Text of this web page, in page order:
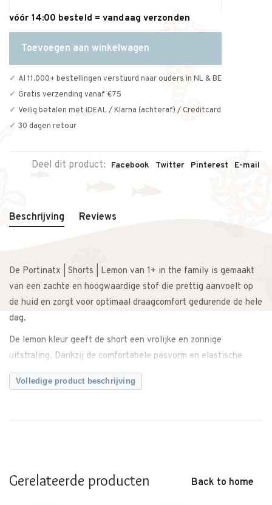
vóór 14:00 besteld = vandaag verzonden
Toevoegen aan winkelwagen
Al 11.000+ bestellingen verstuurd naar ouders in NL & BE
Gratis verzending vanaf €75
Veilig betalen met iDEAL / Klarna (achteraf) / Creditcard
30 dagen retour
Deel dit product: Facebook Twitter Pinterest E-mail
Beschrijving Reviews
De Portinatx | Shorts | Lemon van 1+ in the family is gemaakt
van een zachte en hoogwaardige stof die prettig aanvoelt op
de huid en zorgt voor optimaal draagcomfort gedurende de hele
dag.
De lemon kleur geeft de short een vrolijke en zonnige
uitstraling. Dankzij de comfortabele pasvorm en elastische
tailleband sluit de short mooi aan zonder te knellen. De soepele
stof biedt voldoende bewegingsvrijheid tijdens spelen, kruipen
Een comfortabele en tijdloze short met een frisse, zomerse
Volledige product beschrijving
Gerelateerde producten Back to home